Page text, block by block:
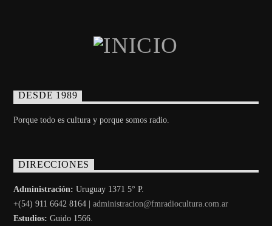
DESDE 1989
Porque todo es cultura y porque somos radio.
DIRECCIONES
Administración: Uruguay 1371 5° P.
+(54) 911 6642 8164 |administracion@fmradiocultura.com.ar
Estudios: Guido 1566.